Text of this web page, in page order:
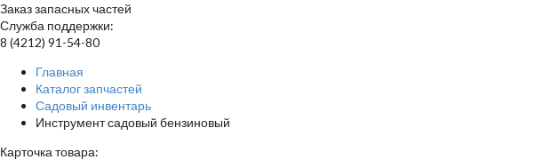
Заказ запасных частей
Служба поддержки:
8 (4212) 91-54-80
Главная
Каталог запчастей
Садовый инвентарь
Инструмент садовый бензиновый
Карточка товара: